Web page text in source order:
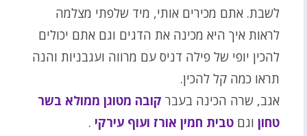
לשבת. אתם מכירים אותי, מיד שלפתי מצלמה
לראות איך היא מכינה את הדגים וגם אתם יכולים
להכין יופי של פילה דניס עם מרווה ועגבניות והנה
תראו כמה קל להכין.
אגב, שרה הכינה בעבר קובה מטוגן ממולא בשר
טחון וגם טבית חמין אורז ועוף עירקי .